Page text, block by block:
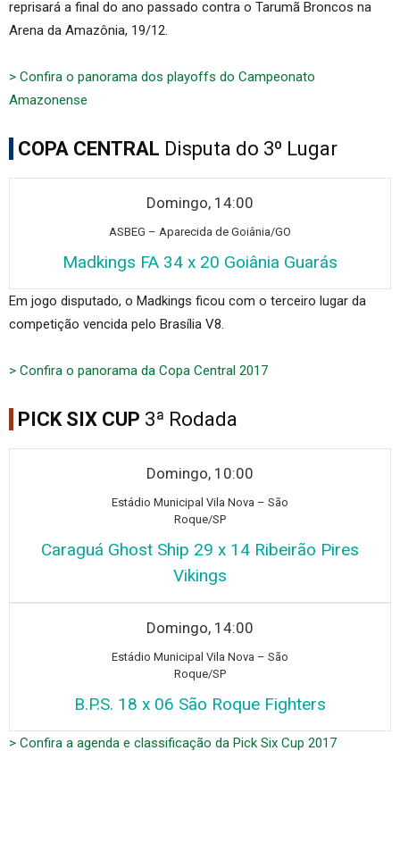
reprisará a final do ano passado contra o Tarumã Broncos na
Arena da Amazônia, 19/12.
> Confira o panorama dos playoffs do Campeonato
Amazonense
COPA CENTRAL Disputa do 3º Lugar
Domingo, 14:00
ASBEG – Aparecida de Goiânia/GO
Madkings FA 34 x 20 Goiânia Guarás
Em jogo disputado, o Madkings ficou com o terceiro lugar da
competição vencida pelo Brasília V8.
> Confira o panorama da Copa Central 2017
PICK SIX CUP 3ª Rodada
Domingo, 10:00
Estádio Municipal Vila Nova – São
Roque/SP
Caraguá Ghost Ship 29 x 14 Ribeirão Pires
Vikings
Domingo, 14:00
Estádio Municipal Vila Nova – São
Roque/SP
B.P.S. 18 x 06 São Roque Fighters
> Confira a agenda e classificação da Pick Six Cup 2017